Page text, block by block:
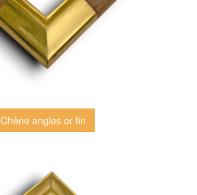
Chêne angles or fin